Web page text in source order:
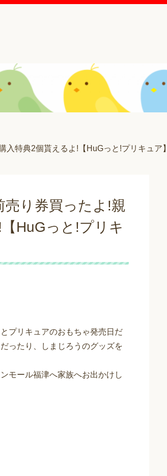
特典2個貰えるよ!【HuGっと!プリキュア】
り券買ったよ!親
HuGっと!プリキ
プリキュアのおもちゃ発売日だ
ったり、しまじろうのグッズを
モール福津へ家族へお出かけし